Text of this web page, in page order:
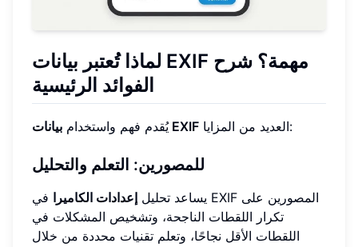
لماذا تُعتبر بيانات EXIF مهمة؟ شرح
الفوائد الرئيسية
يُقدم فهم واستخدامبيانات EXIF العديد من المزايا:
للمصورين: التعلم والتحليل
يساعد تحليل إعدادات الكاميرا في EXIF المصورين على
تكرار اللقطات الناجحة، وتشخيص المشكلات في
اللقطات الأقل نجاحًا، وتعلم تقنيات محددة من خلال